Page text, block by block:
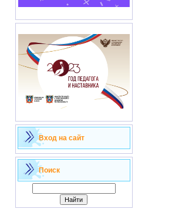
Вход на сайт
Поиск